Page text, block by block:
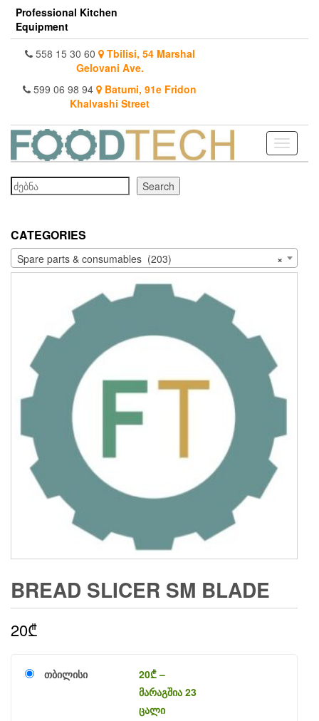
Skip
the
content
Professional Kitchen
Equipment
558 15 30 60
Tbilisi, 54 Marshal
Gelovani Ave.
599 06 98 94
Batumi, 91e Fridon
Khalvashi Street
Toggle
Search
Search
CATEGORIES
×
Spare parts & consumables (203)
BREAD SLICER SM BLADE
20₾
თბილისი 20₾–
მარაგშია 23
ცალი